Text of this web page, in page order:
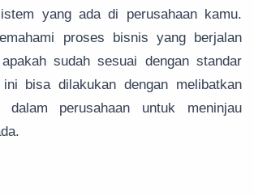
yang ada di perusahaan kamu.
proses bisnis yang berjalan
sudah sesuai dengan standar
bisa dilakukan dengan melibatkan
dalam perusahaan untuk meninjau